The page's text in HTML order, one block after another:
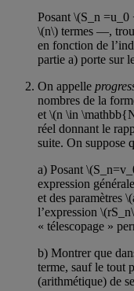
Posant \(S_n
\(n\) termes —,
en fonction de
partie a) porte sur
On appelle
nombres de la
et \(n \in
réel donnant le
suite. On suppose
a) Posant
expression
et des paramètres
l’expression
« télescopage »
b) Montrer que
terme, sauf le tout
(arithmétique) de